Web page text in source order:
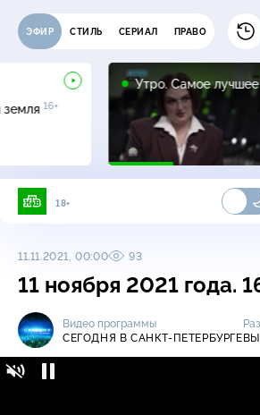
ЭФИР СТИЛЬ СЕРИАЛ ПРАВО
земля 16+
Утро. Самое
18+
11.11.2021, 00:00 93
11 ноября 2021 года.
Видео программы
СЕГОДНЯ В САНКТ-ПЕТЕРБУРГЕ